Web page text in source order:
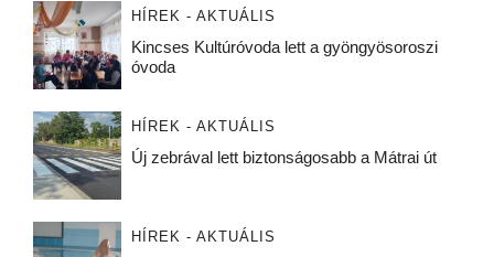
HÍREK - AKTUÁLIS
Kincses Kultúróvoda lett a gyöngyösoroszi
óvoda
HÍREK - AKTUÁLIS
Új zebrával lett biztonságosabb a Mátrai út
HÍREK - AKTUÁLIS